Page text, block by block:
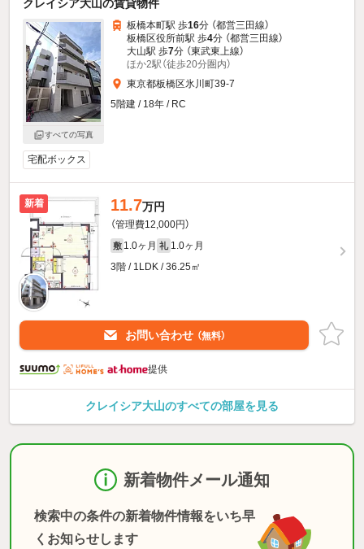
クレイシア大山の賃貸物件
すべての写真
板橋本町駅 歩16分 （都営三田線）
板橋区役所前駅 歩4分 （都営三田線）
大山駅 歩7分 （東武東上線）
ほか2駅（徒歩20分圏内）
東京都板橋区氷川町39-7
5階建 / 18年 / RC
宅配ボックス
新着 11.7万円
（管理費12,000円）
敷 1.0ヶ月 礼 1.0ヶ月
3階 / 1LDK / 36.25㎡
お問い合わせ （無料）
提供
クレイシア大山のすべての部屋を見る
新着物件メール通知
検索中の条件の新着物件情報をいち早
くお知らせします